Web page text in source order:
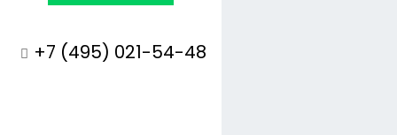
+7 (495) 021-54-48